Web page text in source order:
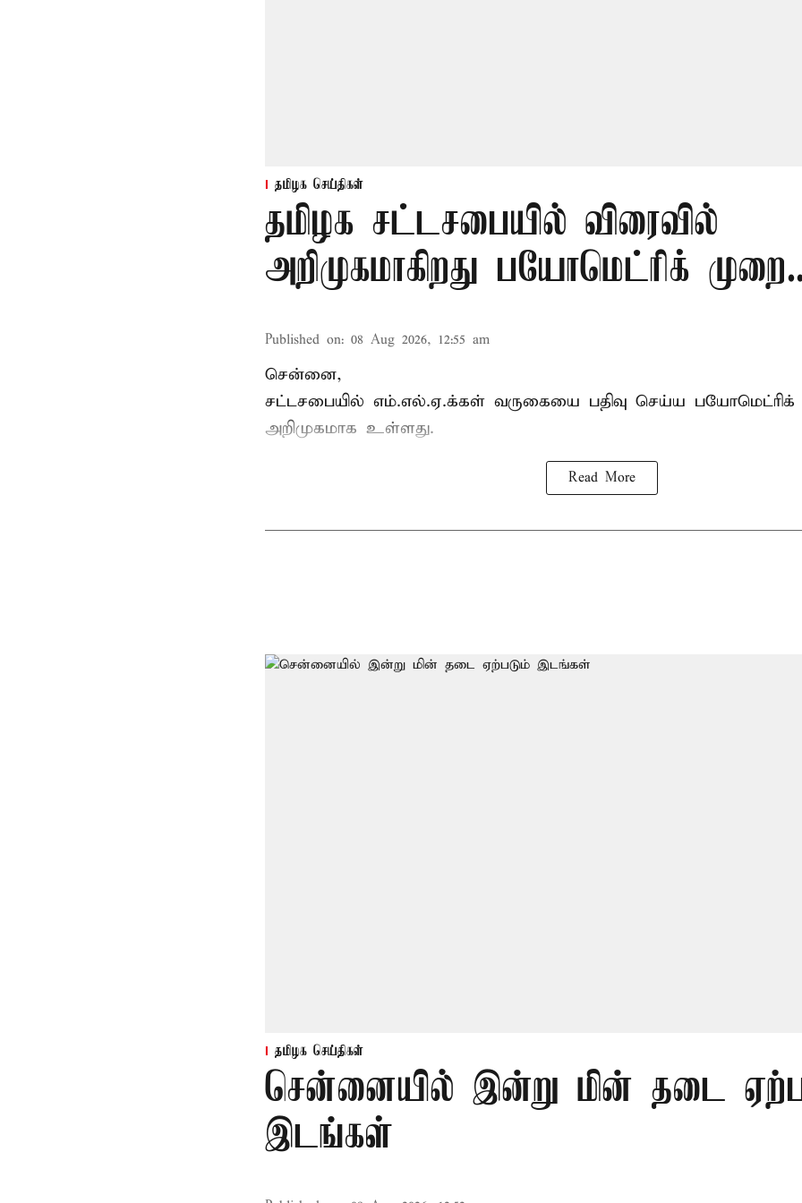
தமிழக செய்திகள்
தமிழக சட்டசபையில் விரைவில்
அறிமுகமாகிறது பயோமெட்ரிக்
Published on: 08 Aug 2026, 12:55 am
சென்னை,
சட்டசபையில் எம்.எல்.ஏ.க்கள் வருகையை பதிவு செய்ய பயோமெட்ரிக்
அறிமுகமாக உள்ளது.
Read More
தமிழக செய்திகள்
சென்னையில் இன்று மின் தடை
இடங்கள்